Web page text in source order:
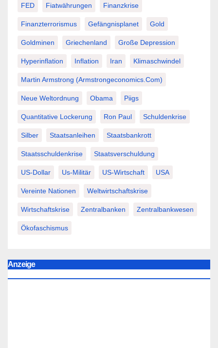
FED Fiatwährungen Finanzkrise
Finanzterrorismus Gefängnisplanet Gold
Goldminen Griechenland Große Depression
Hyperinflation Inflation Iran Klimaschwindel
Martin Armstrong (Armstrongeconomics.com)
Neue Weltordnung Obama Piigs
Quantitative Lockerung Ron Paul Schuldenkrise
Silber Staatsanleihen Staatsbankrott
Staatsschuldenkrise Staatsverschuldung
US-Dollar Us-Militär US-Wirtschaft USA
Vereinte Nationen Weltwirtschaftskrise
Wirtschaftskrise Zentralbanken Zentralbankwesen
Ökofaschismus
Anzeige